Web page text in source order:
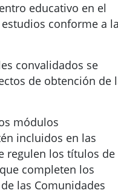
educativo en el
conforme a
convalidados se
de obtención de
módulos
incluidos en las
regulen los títulos de
completen los
las Comunidades